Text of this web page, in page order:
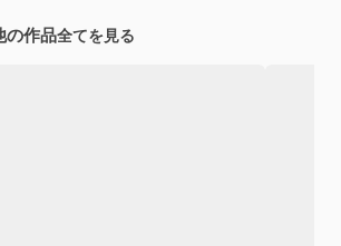
の作品全てを見る